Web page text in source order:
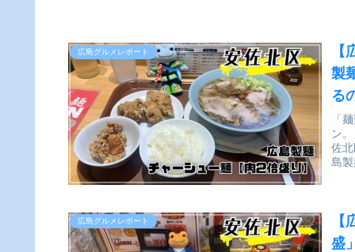
広島グルメレポート
製
る
「
ン
佐
島
広島グルメレポート
盛